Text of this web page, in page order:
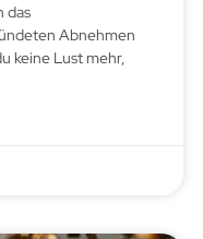
das
Abnehmen
keine Lust mehr,